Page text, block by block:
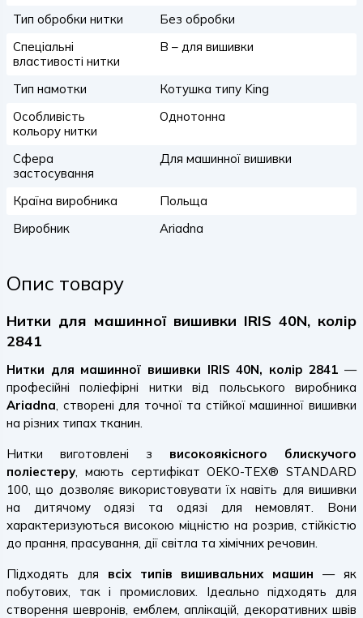
Тип обробки нитки
Без обробки
Спеціальні
властивості нитки
B – для вишивки
Тип намотки
Котушка типу King
Особливість
кольору нитки
Однотонна
Сфера
застосування
Для машинної вишивки
Країна виробника
Польща
Виробник
Ariadna
Опис товару
Нитки для машинної вишивки IRIS 40N, колір
2841
Нитки для машинної вишивки IRIS 40N, колір 2841 —
професійні поліефірні нитки від польського виробника
Ariadna, створені для точної та стійкої машинної вишивки
на різних типах тканин.
Нитки виготовлені з високоякісного блискучого
поліестеру, мають сертифікат OEKO-TEX® STANDARD
100, що дозволяє використовувати їх навіть для вишивки
на дитячому одязі та одязі для немовлят. Вони
характеризуються високою міцністю на розрив, стійкістю
до прання, прасування, дії світла та хімічних речовин.
Підходять для всіх типів вишивальних машин — як
побутових, так і промислових. Ідеально підходять для
створення шевронів, емблем, аплікацій, декоративних швів